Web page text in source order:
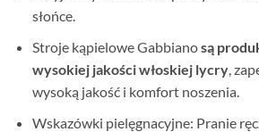
słońce.
Stroje kąpielowe Gabbianosą
wysokiej jakości włoskiej lycry,
wysoką jakość i komfort noszenia.
Wskazówki pielęgnacyjne: Pranie